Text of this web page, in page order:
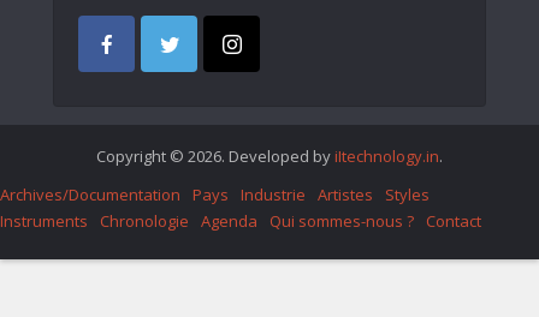
Copyright © 2026. Developed by iItechnology.in.
Archives/Documentation
Pays Industrie Artistes
Styles
Instruments
Chronologie Agenda Qui sommes-nous ? Contact